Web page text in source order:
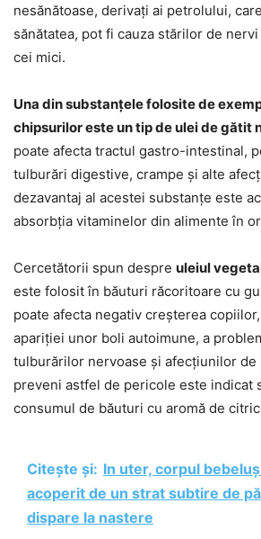
nesănătoase, derivați ai petrolului,
sănătatea, pot fi cauza stărilor de
cei mici.
Una din substanțele folosite de
chipsurilor este un tip de ulei de gătit
poate afecta tractul gastro-intestinal,
tulburări digestive, crampe și alte
dezavantaj al acestei substanțe este
absorbția vitaminelor din alimente în
Cercetătorii spun despre uleiul
este folosit în băuturi răcoritoare cu
poate afecta negativ creșterea
apariției unor boli autoimune, a
tulburărilor nervoase și afecțiunilor de
preveni astfel de pericole este indicat
consumul de băuturi cu aromă de
Citește și: In uter, corpul
acoperit de un strat subtire de
dispare la nastere